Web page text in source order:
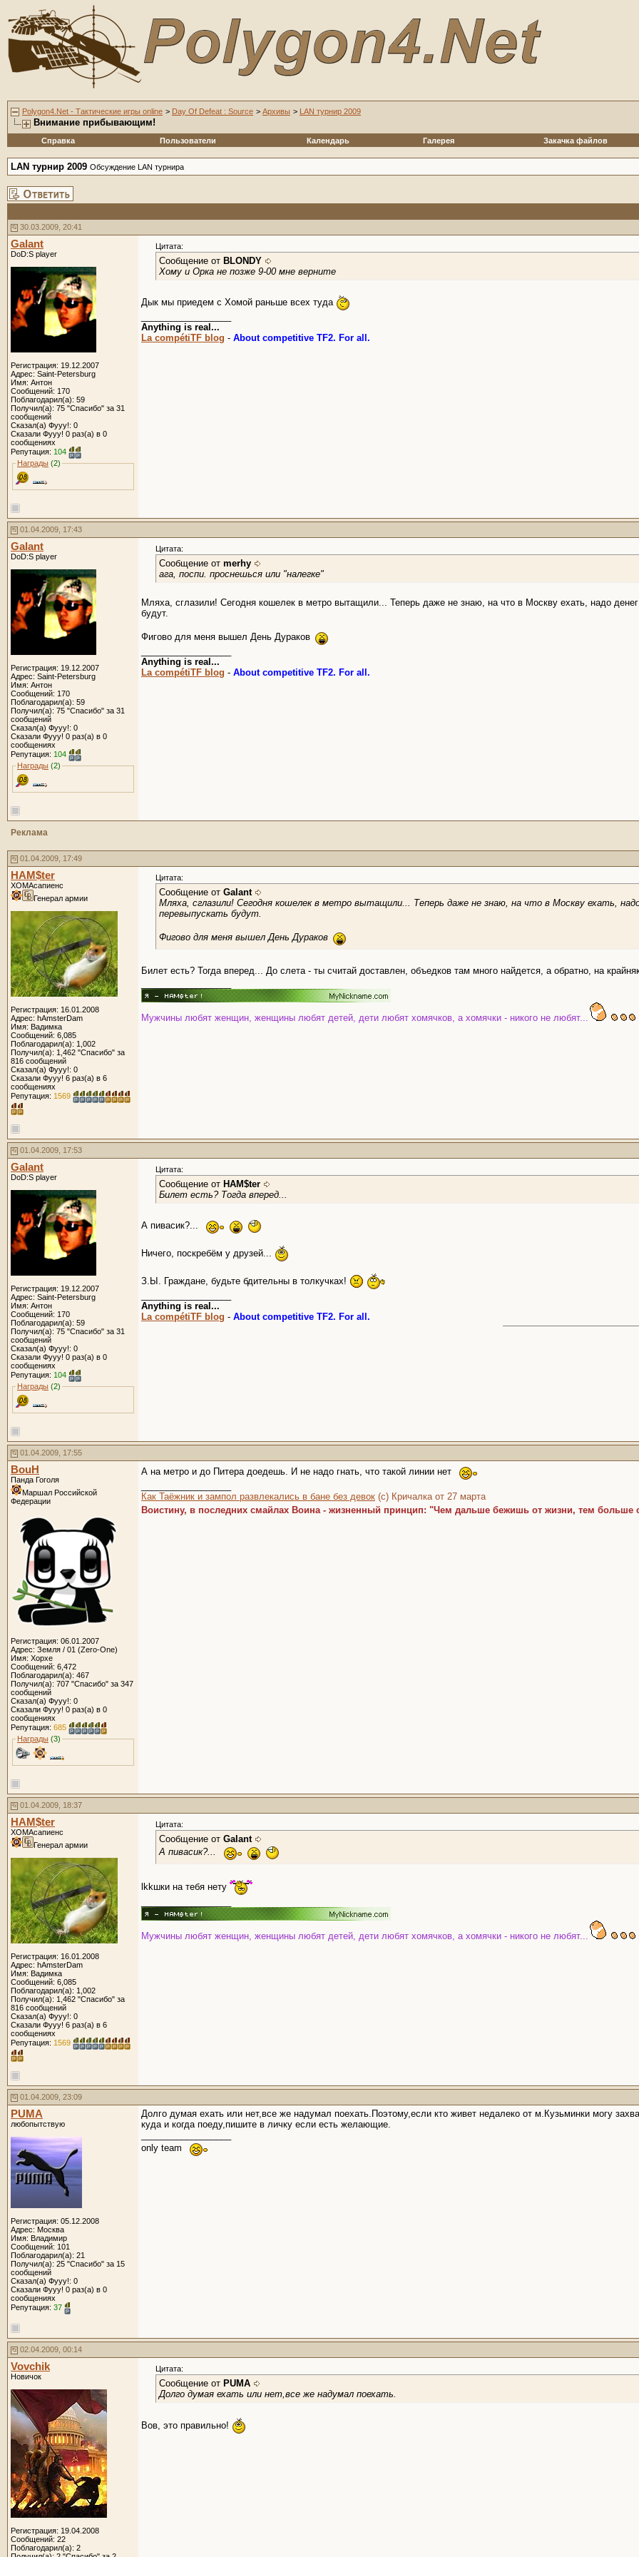
Polygon4.Net - Тактические игры online > Day Of Defeat : Source > Архивы > LAN турнир 2009
Внимание прибывающим!
Справка Пользователи Календарь Галерея Закачка файлов
LAN турнир 2009 Обсуждение LAN турнира
30.03.2009, 20:41
Galant
DoD:S player
Регистрация: 19.12.2007
Адрес: Saint-Petersburg
Имя: Антон
Сообщений: 170
Поблагодарил(а): 59
Получил(а): 75 "Спасибо" за 31
сообщений
Сказал(а) Фууу!: 0
Сказали Фууу! 0 раз(а) в 0
сообщениях
Репутация: 104
Награды (2)
Цитата:
Сообщение от BLONDY
Хому и Орка не позже 9-00 мне верните
Дык мы приедем с Хомой раньше всех туда
Anything is real...
La compétiTF blog - About competitive TF2. For all.
01.04.2009, 17:43
Galant
DoD:S player
Регистрация: 19.12.2007
Адрес: Saint-Petersburg
Имя: Антон
Сообщений: 170
Поблагодарил(а): 59
Получил(а): 75 "Спасибо" за 31
сообщений
Сказал(а) Фууу!: 0
Сказали Фууу! 0 раз(а) в 0
сообщениях
Репутация: 104
Награды (2)
Цитата:
Сообщение от merhy
ага, поспи. проснешься или "налегке"
Мляха, сглазили! Сегодня кошелек в метро вытащили... Теперь даже не знаю, на что в Москву ехать, надо
будут.
Фигово для меня вышел День Дураков
Anything is real...
La compétiTF blog - About competitive TF2. For all.
Реклама
01.04.2009, 17:49
HAM$ter
ХОМАсапиенс
Генерал армии
Регистрация: 16.01.2008
Адрес: hAmsterDam
Имя: Вадимка
Сообщений: 6,085
Поблагодарил(а): 1,002
Получил(а): 1,462 "Спасибо" за
816 сообщений
Сказал(а) Фууу!: 0
Сказали Фууу! 6 раз(а) в 6
сообщениях
Репутация: 1569
Цитата:
Сообщение от Galant
Мляха, сглазили! Сегодня кошелек в метро вытащили... Теперь даже не знаю, на что в Москву ехать,
перевыпускать будут.
Фигово для меня вышел День Дураков
Билет есть? Тогда вперед... До слета - ты считай доставлен, объедков там много найдется, а обратно, на
Мужчины любят женщин, женщины любят детей, дети любят хомячков, а хомячки - никого не любят...
01.04.2009, 17:53
Galant
DoD:S player
Регистрация: 19.12.2007
Адрес: Saint-Petersburg
Имя: Антон
Сообщений: 170
Поблагодарил(а): 59
Получил(а): 75 "Спасибо" за 31
сообщений
Сказал(а) Фууу!: 0
Сказали Фууу! 0 раз(а) в 0
сообщениях
Репутация: 104
Награды (2)
Цитата:
Сообщение от HAM$ter
Билет есть? Тогда вперед...
А пивасик?...
Ничего, поскребём у друзей...
З.Ы. Граждане, будьте бдительны в толкучках!
Anything is real...
La compétiTF blog - About competitive TF2. For all.
01.04.2009, 17:55
BouH
Панда Гоголя
Маршал Российской
Федерации
Регистрация: 06.01.2007
Адрес: Земля / 01 (Zero-One)
Имя: Хорхе
Сообщений: 6,472
Поблагодарил(а): 467
Получил(а): 707 "Спасибо" за 347
сообщений
Сказал(а) Фууу!: 0
Сказали Фууу! 0 раз(а) в 0
сообщениях
Репутация: 685
Награды (3)
А на метро и до Питера доедешь. И не надо гнать, что такой линии нет
Как Таёжник и зампол развлекались в бане без девок (с) Кричалка от 27 марта
Воистину, в последних смайлах Воина - жизненный принцип: "Чем дальше бежишь от жизни, тем больше
01.04.2009, 18:37
HAM$ter
ХОМАсапиенс
Генерал армии
Регистрация: 16.01.2008
Адрес: hAmsterDam
Имя: Вадимка
Сообщений: 6,085
Поблагодарил(а): 1,002
Получил(а): 1,462 "Спасибо" за
816 сообщений
Сказал(а) Фууу!: 0
Сказали Фууу! 6 раз(а) в 6
сообщениях
Репутация: 1569
Цитата:
Сообщение от Galant
А пивасик?...
lkkшки на тебя нету
Мужчины любят женщин, женщины любят детей, дети любят хомячков, а хомячки - никого не любят...
01.04.2009, 23:09
PUMA
любопытствую
Регистрация: 05.12.2008
Адрес: Москва
Имя: Владимир
Сообщений: 101
Поблагодарил(а): 21
Получил(а): 25 "Спасибо" за 15
сообщений
Сказал(а) Фууу!: 0
Сказали Фууу! 0 раз(а) в 0
сообщениях
Репутация: 37
Долго думая ехать или нет,все же надумал поехать.Поэтому,если кто живет недалеко от м.Кузьминки могу
куда и когда поеду,пишите в личку если есть желающие.
only team
02.04.2009, 00:14
Vovchik
Новичок
Регистрация: 19.04.2008
Сообщений: 22
Поблагодарил(а): 2
Цитата:
Сообщение от PUMA
Долго думая ехать или нет,все же надумал поехать.
Вов, это правильно!